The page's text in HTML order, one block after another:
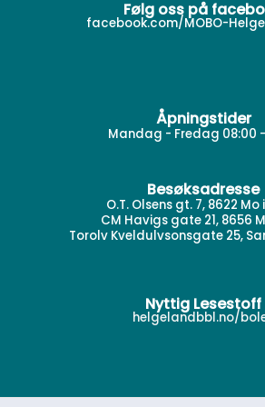
Følg oss på
facebook.com/MOBO-
Åpningstider
Mandag - Fredag 08:00 -
Besøksadresse
O.T. Olsens gt. 7, 8622 Mo
CM Havigs gate 21, 8656
Torolv Kveldulvsonsgate 25,
Nyttig Lesestoff
helgelandbbl.no/